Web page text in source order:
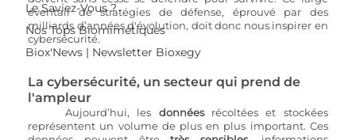
Le Saviez-Vous ?
Nos Tops Biomimétiques
Biox'News | Newsletter Bioxegy
éventail de stratégies de défense, éprouvé par des
milliards d’années d'évolution, doit donc nous inspirer en
cybersécurité.
La cybersécurité, un secteur qui prend de
l'ampleur
Aujourd’hui, les données récoltées et stockées
représentent un volume de plus en plus important. Ces